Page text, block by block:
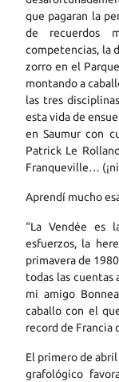
que pagaran la
de recuerdos
competencias, la
zorro en el
montando a
las tres
esta vida de
en Saumur con
Patrick Le
Franqueville…
Aprendí mucho
“La Vendée es
esfuerzos, la
primavera de
todas las cuentas
mi amigo
caballo con el
record de Francia
El primero de
grafológico